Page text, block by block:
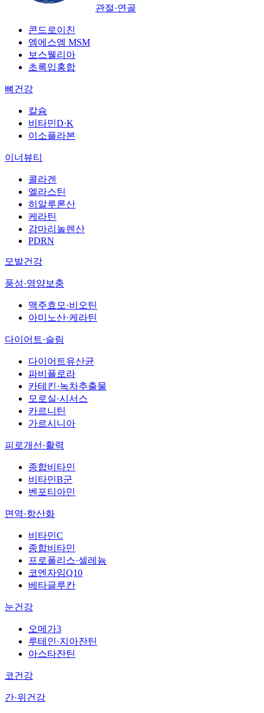
관절·연골
콘드로이친
엠에스엠 MSM
보스웰리아
초록입홍합
뼈건강
칼슘
비타민D·K
이소플라본
이너뷰티
콜라겐
엘라스틴
히알루론산
케라틴
감마리놀렌산
PDRN
모발건강
풍성·영양보충
맥주효모·비오틴
아미노산·케라틴
다이어트·슬림
다이어트유산균
파비플로라
카테킨·녹차추출물
모로실·시서스
카르니틴
가르시니아
피로개선·활력
종합비타민
비타민B군
벤포티아민
면역·항산화
비타민C
종합비타민
프로폴리스·셀레늄
코엔자임Q10
베타글루칸
눈건강
오메가3
루테인·지아잔틴
아스타잔틴
코건강
간·위건강